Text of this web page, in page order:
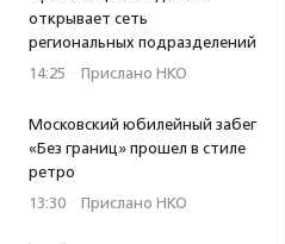
открывает сеть
региональных подразделений
14:25 · Прислано НКО
Московский юбилейный забег
«Без границ» прошел в стиле
ретро
13:30 · Прислано НКО